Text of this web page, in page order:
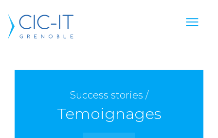
Success stories /
Temoignages